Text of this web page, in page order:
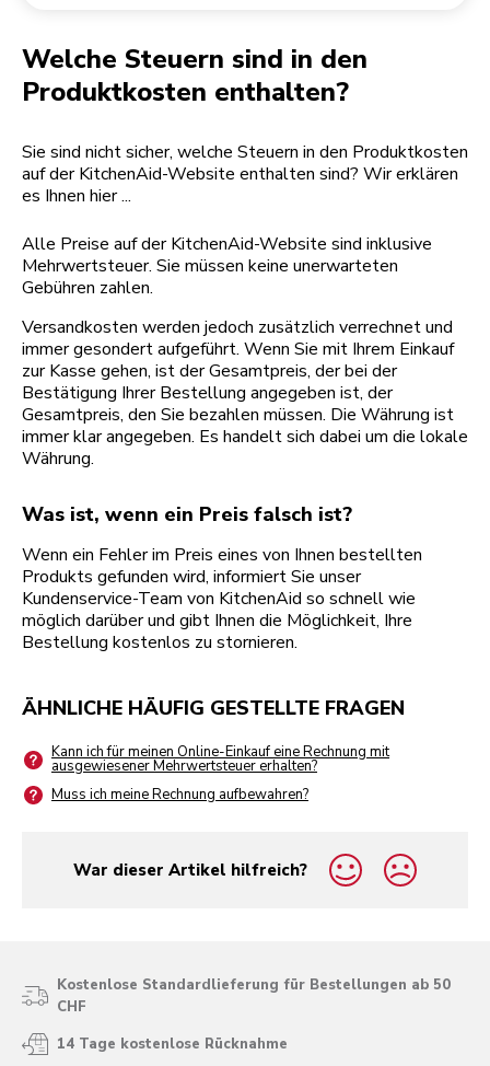
Welche Steuern sind in den
Produktkosten enthalten?
Sie sind nicht sicher, welche Steuern in den Produktkosten
auf der KitchenAid-Website enthalten sind? Wir erklären
es Ihnen hier ...
Alle Preise auf der KitchenAid-Website sind inklusive
Mehrwertsteuer. Sie müssen keine unerwarteten
Gebühren zahlen.
Versandkosten werden jedoch zusätzlich verrechnet und
immer gesondert aufgeführt. Wenn Sie mit Ihrem Einkauf
zur Kasse gehen, ist der Gesamtpreis, der bei der
Bestätigung Ihrer Bestellung angegeben ist, der
Gesamtpreis, den Sie bezahlen müssen. Die Währung ist
immer klar angegeben. Es handelt sich dabei um die lokale
Währung.
Was ist, wenn ein Preis falsch ist?
Wenn ein Fehler im Preis eines von Ihnen bestellten
Produkts gefunden wird, informiert Sie unser
Kundenservice-Team von KitchenAid so schnell wie
möglich darüber und gibt Ihnen die Möglichkeit, Ihre
Bestellung kostenlos zu stornieren.
ÄHNLICHE HÄUFIG GESTELLTE FRAGEN
Kann ich für meinen Online-Einkauf eine Rechnung mit
ausgewiesener Mehrwertsteuer erhalten?
Muss ich meine Rechnung aufbewahren?
War dieser Artikel hilfreich?
yes
no
Kostenlose Standardlieferung für Bestellungen ab 50
CHF
14 Tage kostenlose Rücknahme